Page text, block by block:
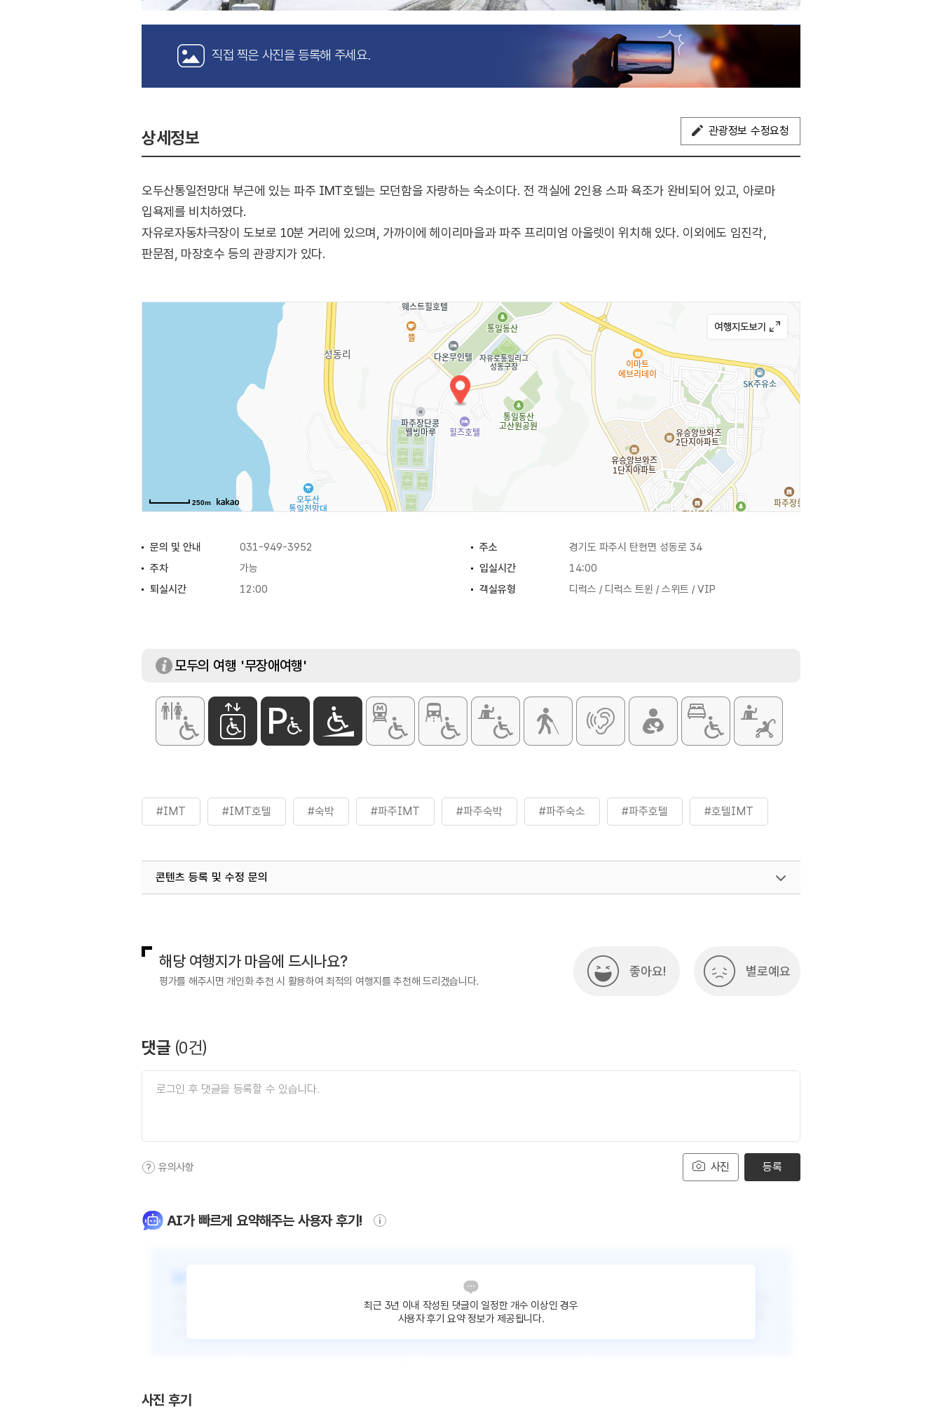
직접 찍은 사진을 등록해 주세요.
상세정보 관광정보 수정요청
오두산통일전망대 부근에 있는 파주 IMT호텔는 모던함을 자랑하는 숙소이다. 전 객실에 2인용 스파 욕조가 완비되어 있고, 아로마
입욕제를 비치하였다.
자유로자동차극장이 도보로 10분 거리에 있으며, 가까이에 헤이리마을과 파주 프리미엄 아울렛이 위치해 있다. 이외에도 임진각,
판문점, 마장호수 등의 관광지가 있다.
250m
문의 및 안내 031-949-3952 주소
경기도 파주시 탄현면 성동로 34
주차
가능 입실시간
14:00
퇴실시간
12:00 객실유형 디럭스 / 디럭스 트윈 / 스위트 / VIP
모두의 여행 '무장애여행'
#IMT #IMT호텔 #숙박 #파주IMT #파주숙박 #파주숙소 #파주호텔 #호텔IMT
콘텐츠 등록 및 수정 문의
해당 여행지가 마음에 드시나요?
평가를 해주시면 개인화 추천 시 활용하여 최적의 여행지를 추천해 드리겠습니다.
좋아요! 별로예요
댓글 (0건)
사진
유의사항 등록
AI가 빠르게 요약해주는 사용자 후기!
최근 3년 이내 작성된 댓글이 일정한 개수 이상인 경우
사용자 후기 요약 정보가 제공됩니다.
사진 후기